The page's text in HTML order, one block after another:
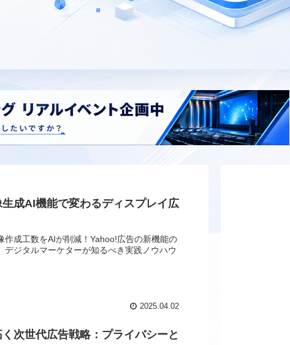
成AI機能で変わるディスプレイ広
作成工数をAIが削減！Yahoo!広告の新機能の
デジタルマーケターが知るべき実践ノウハウ
2025.04.02
次世代広告戦略：プライバシーと